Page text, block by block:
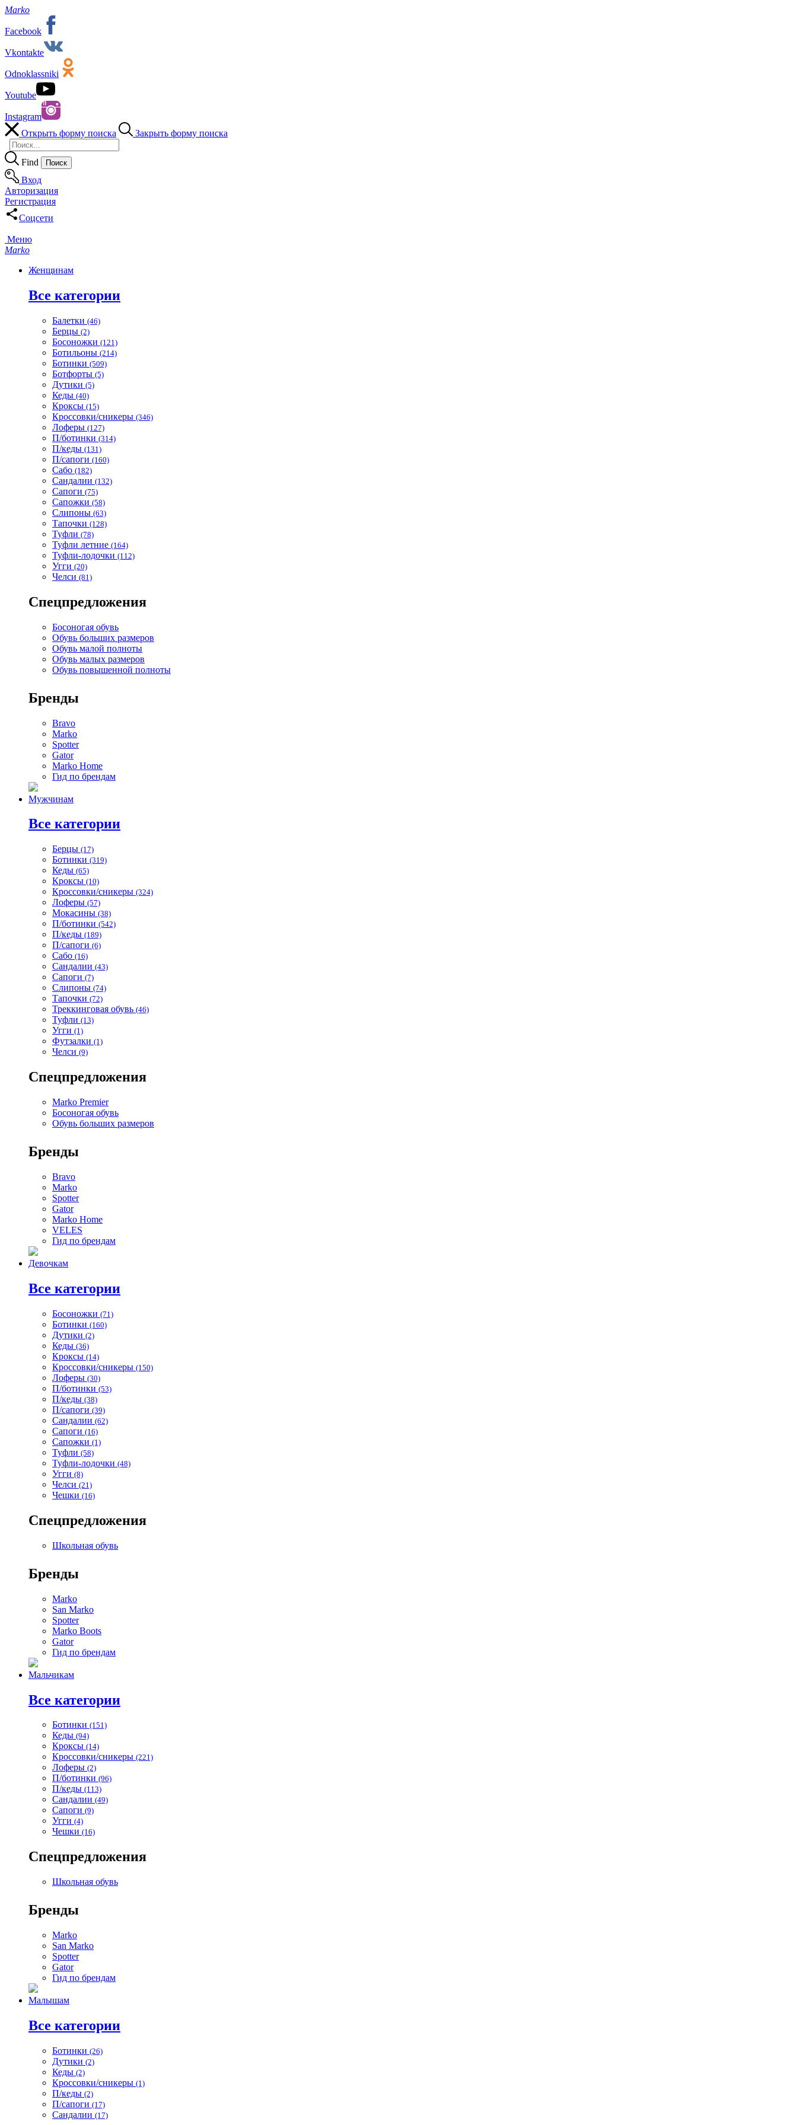
Marko
Facebook
Vkontakte
Odnoklassniki
Youtube
Instagram
Открыть форму поиска
Закрыть форму поиска
Find
Вход
Авторизация
Регистрация
Соцсети
Меню
Marko
Женщинам
Все категории
Балетки (46)
Берцы (2)
Босоножки (121)
Ботильоны (214)
Ботинки (509)
Ботфорты (5)
Дутики (5)
Кеды (40)
Кроксы (15)
Кроссовки/сникеры (346)
Лоферы (127)
П/ботинки (314)
П/кеды (131)
П/сапоги (160)
Сабо (182)
Сандалии (132)
Сапоги (75)
Сапожки (58)
Слипоны (63)
Тапочки (128)
Туфли (78)
Туфли летние (164)
Туфли-лодочки (112)
Угги (20)
Челси (81)
Спецпредложения
Босоногая обувь
Обувь больших размеров
Обувь малой полноты
Обувь малых размеров
Обувь повышенной полноты
Бренды
Bravo
Marko
Spotter
Gator
Marko Home
Гид по брендам
Мужчинам
Все категории
Берцы (17)
Ботинки (319)
Кеды (65)
Кроксы (10)
Кроссовки/сникеры (324)
Лоферы (57)
Мокасины (38)
П/ботинки (542)
П/кеды (189)
П/сапоги (6)
Сабо (16)
Сандалии (43)
Сапоги (7)
Слипоны (74)
Тапочки (72)
Треккинговая обувь (46)
Туфли (13)
Угги (1)
Футзалки (1)
Челси (9)
Спецпредложения
Marko Premier
Босоногая обувь
Обувь больших размеров
Бренды
Bravo
Marko
Spotter
Gator
Marko Home
VELES
Гид по брендам
Девочкам
Все категории
Босоножки (71)
Ботинки (160)
Дутики (2)
Кеды (36)
Кроксы (14)
Кроссовки/сникеры (150)
Лоферы (30)
П/ботинки (53)
П/кеды (38)
П/сапоги (39)
Сандалии (62)
Сапоги (16)
Сапожки (1)
Туфли (58)
Туфли-лодочки (48)
Угги (8)
Челси (21)
Чешки (16)
Спецпредложения
Школьная обувь
Бренды
Marko
San Marko
Spotter
Marko Boots
Gator
Гид по брендам
Мальчикам
Все категории
Ботинки (151)
Кеды (94)
Кроксы (14)
Кроссовки/сникеры (221)
Лоферы (2)
П/ботинки (96)
П/кеды (113)
Сандалии (49)
Сапоги (9)
Угги (4)
Чешки (16)
Спецпредложения
Школьная обувь
Бренды
Marko
San Marko
Spotter
Gator
Гид по брендам
Малышам
Все категории
Ботинки (26)
Дутики (2)
Кеды (2)
Кроссовки/сникеры (1)
П/кеды (2)
П/сапоги (17)
Сандалии (17)